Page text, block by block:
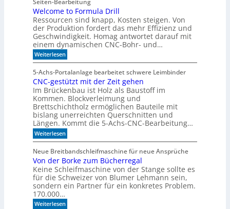
a
t
z
1
7
e
n
k
t
n
e
l
l
e
r
z
u
K
I
M
o
d
e
l
l
e
n
Welcome to Formula Drill
Ressourcen sind knapp, Kosten steigen. Von
der Produktion fordert das mehr Effizienz und
Geschwindigkeit. Homag antwortet darauf mit
einem dynamischen CNC-Bohr- und…
Weiterlesen:
W
l
c
o
m
e
t
o
F
o
r
m
u
l
a
D
r
i
l
l
5-Achs-Portalanlage bearbeitet schwere Leimbinder
CNC-gestützt mit der Zeit gehen
Im Brückenbau ist Holz als Baustoff im
Kommen. Blockverleimung und
Brettschichtholz ermöglichen Bauteile mit
bislang unerreichten Querschnitten und
Längen. Kommt die 5-Achs-CNC-Bearbeitung…
Weiterlesen:
C
C
-
g
e
s
t
ü
t
Neue Breitbandschleifmaschine für neue Ansprüche
Von der Borke zum Bücherregal
Keine Schleifmaschine von der Stange sollte es
für die Schweizer von Blumer Lehmann sein,
sondern ein Partner für ein konkretes Problem.
170.000…
Weiterlesen: